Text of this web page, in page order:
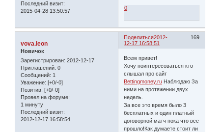
Последний визит:
2015-04-28 13:50:57
0
Поделиться 169
2012-
12-17 16:58:51
vova.leon
Новичок
Зарегистрирован: 2012-12-17
Приглашений: 0
Сообщений: 1
Уважение: [+0/-0]
Позитив: [+0/-0]
Провел на форуме:
1 минуту
Последний визит:
2012-12-17 16:58:54
Всем привет!
Хочу поинтересоваться кто
слышал про сайт
Bettingmoney.ru Наблюдаю За
ними на протяжении двух
недель.
За все это время было 3
бесплатных и один платный
договорной матч пока что все
прошло!Как думаете стоит ли